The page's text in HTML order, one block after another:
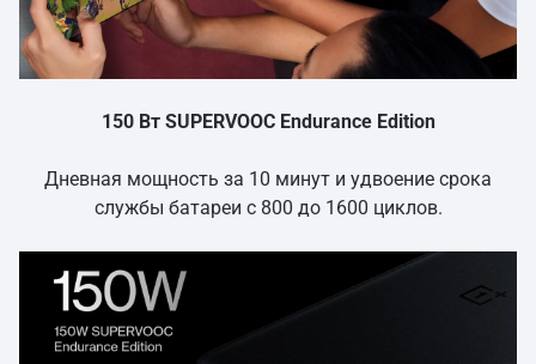
150 Вт SUPERVOOC Endurance Edition
Дневная мощность за 10 минут и удвоение срока
службы батареи с 800 до 1600 циклов.